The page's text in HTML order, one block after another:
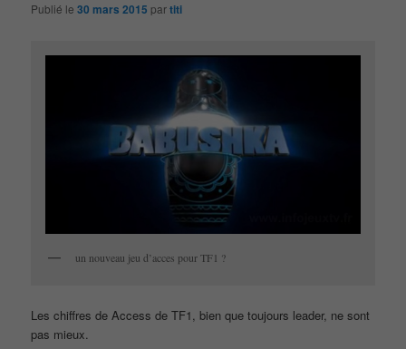
Publié le30 mars 2015 partiti
un nouveau jeu d’acces pour TF1 ?
Les chiffres de Access de TF1, bien que toujours leader, ne sont
pas mieux.